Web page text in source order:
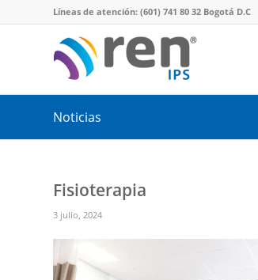
Líneas de atención: (601) 741 80 32 Bogotá D.C
Noticias
Fisioterapia
3 julio, 2024